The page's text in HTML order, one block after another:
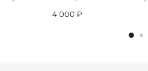
4 000 ₽